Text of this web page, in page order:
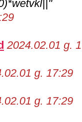
2024.02.01 g.
g. 17:29
g. 17:29